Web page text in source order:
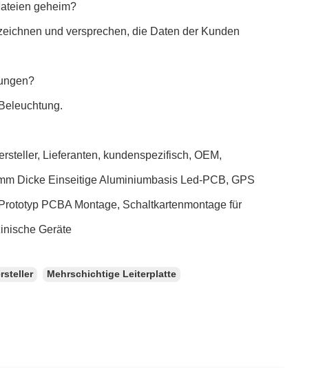
geheim?
und versprechen, die Daten der Kunden
Lieferanten, kundenspezifisch, OEM,
Dicke Einseitige Aluminiumbasis Led-PCB, GPS
PCBA Montage, Schaltkartenmontage für
Geräte
Mehrschichtige Leiterplatte